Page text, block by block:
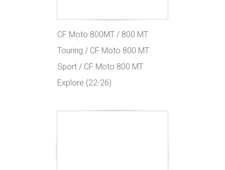
CF Moto 800MT / 800 MT
Touring / CF Moto 800 MT
Sport / CF Moto 800 MT
Explore (22-26)